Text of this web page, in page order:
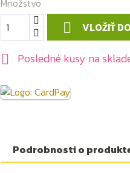
Množstvo
 VLOŽIŤ
 Posledné kusy na
Podrobnosti o